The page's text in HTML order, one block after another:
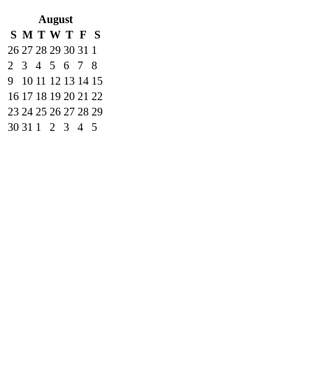
August
S M T W T F
S
26 27 28 29 30 31 1
2
3 4 5 6 7
8
9
10 11 12 13 14 15
16 17 18 19 20 21 22
23 24 25 26 27 28 29
30 31 1 2 3 4 5